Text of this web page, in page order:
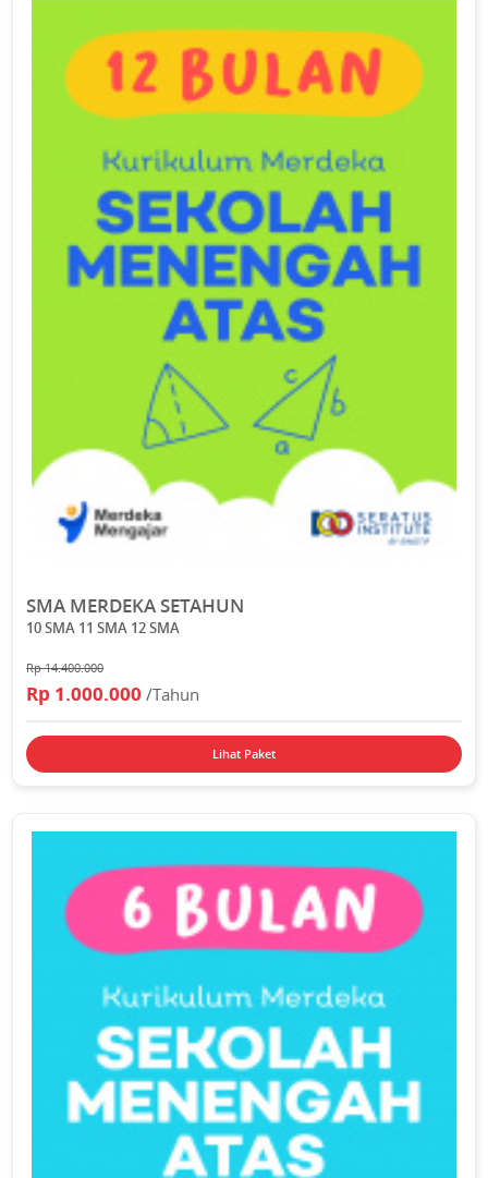
SMA MERDEKA SETAHUN
10 SMA 11 SMA 12 SMA
Rp 14.400.000
Rp 1.000.000/Tahun
Lihat Paket